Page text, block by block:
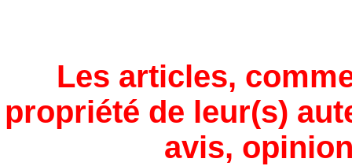
Les articles,
propriété de leur(s)
avis,